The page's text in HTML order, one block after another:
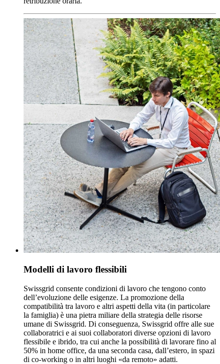
Modelli di lavoro flessibili
Swissgrid consente condizioni di lavoro che tengono conto
dell’evoluzione delle esigenze. La promozione della
compatibilità tra lavoro e altri aspetti della vita (in particolare
la famiglia) è una pietra miliare della strategia delle risorse
umane di Swissgrid. Di conseguenza, Swissgrid offre alle sue
collaboratrici e ai suoi collaboratori diverse opzioni di lavoro
flessibile e ibrido, tra cui anche la possibilità di lavorare fino al
50% in home office, da una seconda casa, dall’estero, in spazi
di co-working o in altri luoghi «da remoto» adatti.